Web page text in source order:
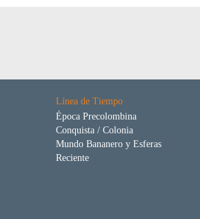
Línea de Tiempo
Época Precolombina
Conquista / Colonia
Mundo Bananero y Esferas
Reciente